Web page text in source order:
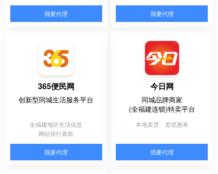
我要代理 我要代理
365便民网
创新型同城生活服务平台
全福建地区生活信息
网站排行靠前
我要代理
今日网
同城品牌商家
(全福建连锁)特卖平台
本地卖货、卖优惠券
我要代理